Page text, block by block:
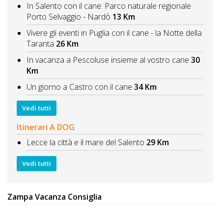
In Salento con il cane: Parco naturale regionale
Porto Selvaggio - Nardò 13 Km
Vivere gli eventi in Puglia con il cane - la Notte della
Taranta 26 Km
In vacanza a Pescoluse insieme al vostro cane 30
Km
Un giorno a Castro con il cane 34 Km
Vedi tutti
Itinerari A DOG
Lecce la città e il mare del Salento 29 Km
Vedi tutti
Zampa Vacanza Consiglia